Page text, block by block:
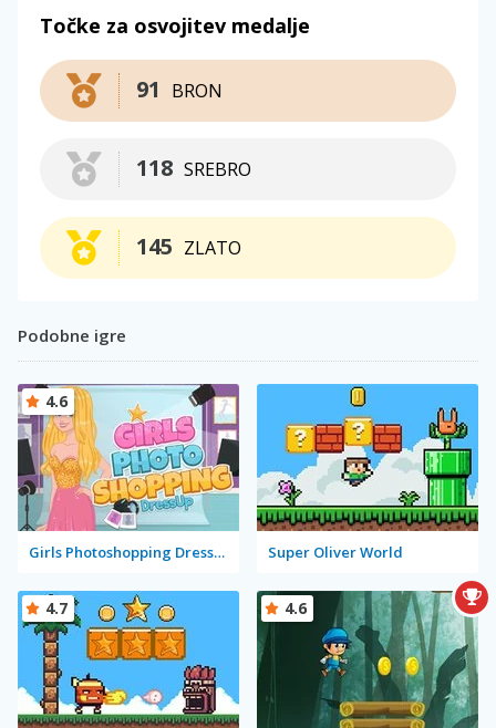
Točke za osvojitev medalje
BRON
91
SREBRO
118
ZLATO
145
Podobne igre
Girls Photoshopping Dressup
4.6
Super Oliver World
4.7 4.6